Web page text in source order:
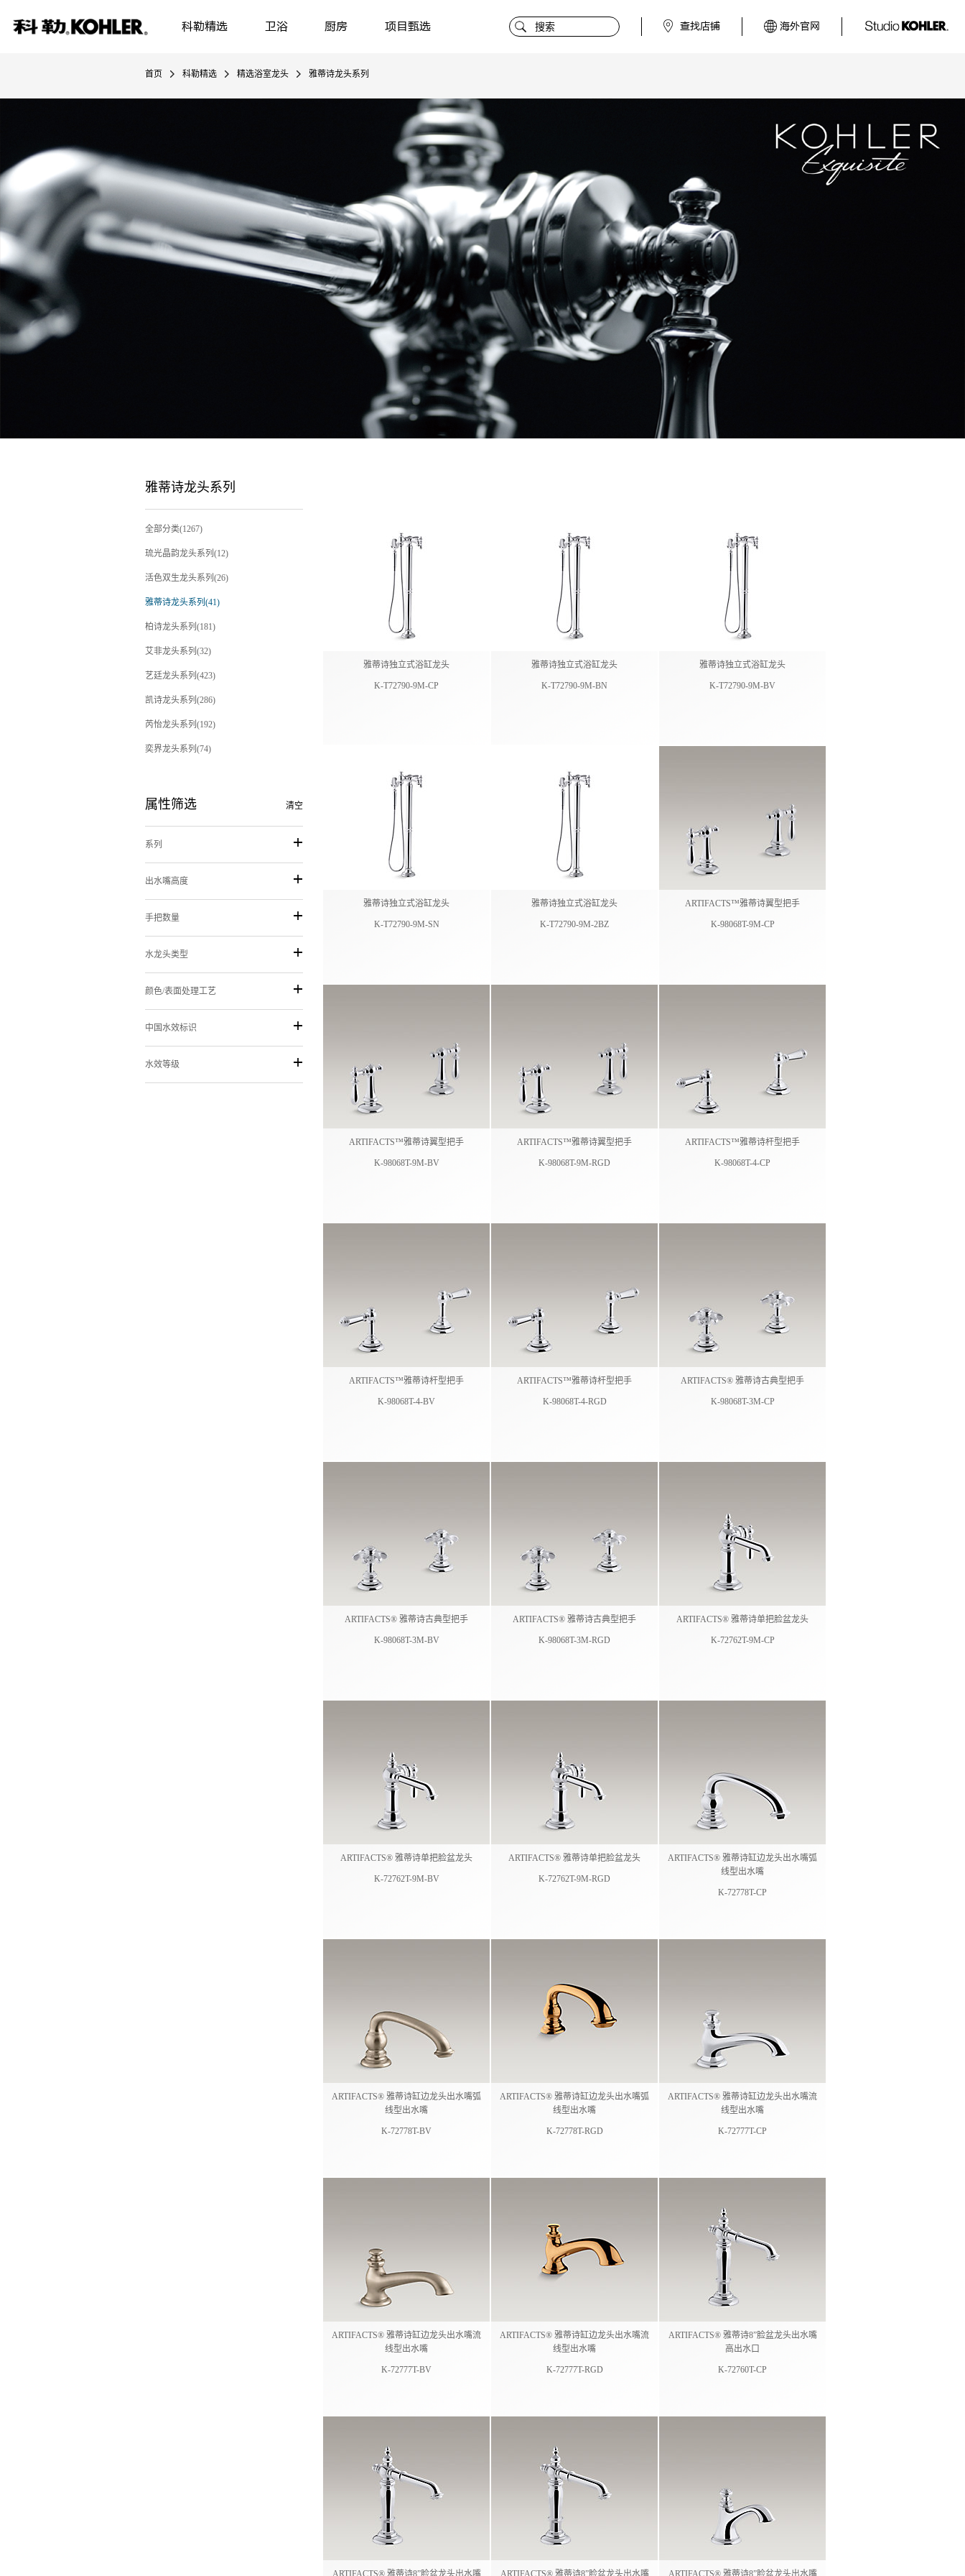
科勒精选 卫浴 厨房 项目甄选 查找店铺 海外官网
首页 科勒精选 精选浴室龙头 雅蒂诗龙头系列
雅蒂诗龙头系列
全部分类(1267)
琉光晶韵龙头系列(12)
活色双生龙头系列(26)
雅蒂诗龙头系列(41)
柏诗龙头系列(181)
艾非龙头系列(32)
艺廷龙头系列(423)
凯诗龙头系列(286)
芮怡龙头系列(192)
奕界龙头系列(74)
属性筛选 清空
系列
出水嘴高度
手把数量
水龙头类型
颜色/表面处理工艺
中国水效标识
水效等级
雅蒂诗独立式浴缸龙头
K-T72790-9M-CP
雅蒂诗独立式浴缸龙头
K-T72790-9M-BN
雅蒂诗独立式浴缸龙头
K-T72790-9M-BV
雅蒂诗独立式浴缸龙头
K-T72790-9M-SN
雅蒂诗独立式浴缸龙头
K-T72790-9M-2BZ
ARTIFACTS™雅蒂诗翼型把手
K-98068T-9M-CP
ARTIFACTS™雅蒂诗翼型把手
K-98068T-9M-BV
ARTIFACTS™雅蒂诗翼型把手
K-98068T-9M-RGD
ARTIFACTS™雅蒂诗杆型把手
K-98068T-4-CP
ARTIFACTS™雅蒂诗杆型把手
K-98068T-4-BV
ARTIFACTS™雅蒂诗杆型把手
K-98068T-4-RGD
ARTIFACTS® 雅蒂诗古典型把手
K-98068T-3M-CP
ARTIFACTS® 雅蒂诗古典型把手
K-98068T-3M-BV
ARTIFACTS® 雅蒂诗古典型把手
K-98068T-3M-RGD
ARTIFACTS® 雅蒂诗单把脸盆龙头
K-72762T-9M-CP
ARTIFACTS® 雅蒂诗单把脸盆龙头
K-72762T-9M-BV
ARTIFACTS® 雅蒂诗单把脸盆龙头
K-72762T-9M-RGD
ARTIFACTS® 雅蒂诗缸边龙头出水嘴弧
线型出水嘴
K-72778T-CP
ARTIFACTS® 雅蒂诗缸边龙头出水嘴弧
线型出水嘴
K-72778T-BV
ARTIFACTS® 雅蒂诗缸边龙头出水嘴弧
线型出水嘴
K-72778T-RGD
ARTIFACTS® 雅蒂诗缸边龙头出水嘴流
线型出水嘴
K-72777T-CP
ARTIFACTS® 雅蒂诗缸边龙头出水嘴流
线型出水嘴
K-72777T-BV
ARTIFACTS® 雅蒂诗缸边龙头出水嘴流
线型出水嘴
K-72777T-RGD
ARTIFACTS® 雅蒂诗8”脸盆龙头出水嘴
高出水口
K-72760T-CP
ARTIFACTS® 雅蒂诗8”脸盆龙头出水嘴 ARTIFACTS® 雅蒂诗8”脸盆龙头出水嘴 ARTIFACTS® 雅蒂诗8”脸盆龙头出水嘴